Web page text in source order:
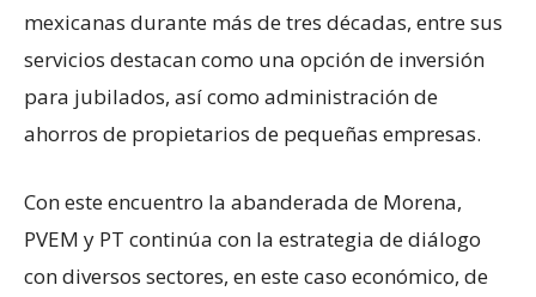
mexicanas durante más de tres décadas, entre sus
servicios destacan como una opción de inversión
para jubilados, así como administración de
ahorros de propietarios de pequeñas empresas.
Con este encuentro la abanderada de Morena,
PVEM y PT continúa con la estrategia de diálogo
con diversos sectores, en este caso económico, de